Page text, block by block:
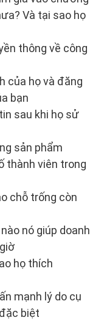
Và tại sao họ
thông về công
của họ và đăng
bạn
sau khi họ sử
sản phẩm
thành viên trong
chỗ trống còn
nó giúp doanh
họ thích
mạnh lý do cụ
biệt